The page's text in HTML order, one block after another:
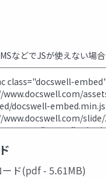
などでJSが使えない場合
ド(pdf - 5.61MB)